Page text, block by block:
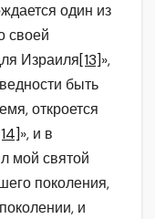
один из
своей
Израиля[13]»,
быть
откроется
», и в
мой святой
поколения,
и